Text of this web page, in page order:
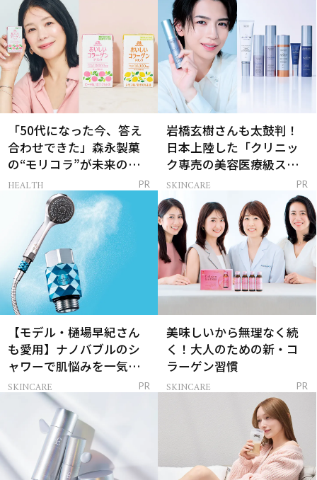
「50代になった今、答え
合わせできた」森永製菓
の“モリコラ”が未来のキ
レイを連れてくる！
HEALTH PR
岩橋玄樹さんも太鼓判！
日本上陸した「クリニッ
ク専売の美容医療級スキ
ンケア」
SKINCARE PR
【モデル・樋場早紀さん
も愛用】ナノバブルのシ
ャワーで肌悩みを一気に
解決
SKINCARE PR
美味しいから無理なく続
く！大人のための新・コ
ラーゲン習慣
SKINCARE PR